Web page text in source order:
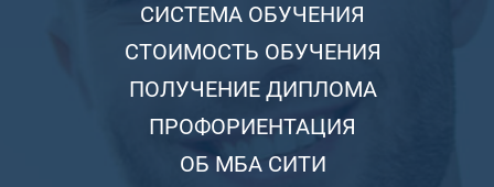
СИСТЕМА ОБУЧЕНИЯ
СТОИМОСТЬ ОБУЧЕНИЯ
ПОЛУЧЕНИЕ ДИПЛОМА
ПРОФОРИЕНТАЦИЯ
ОБ МБА СИТИ